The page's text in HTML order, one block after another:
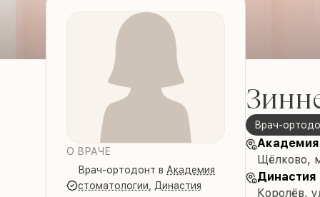
О ВРАЧЕ
Врач-ортодонт в Академия
стоматологии
Династия
Врач-
Академия
Щёлково,
Династия
Королёв,